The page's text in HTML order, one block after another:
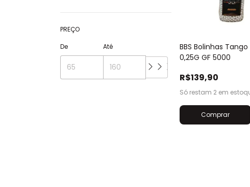
PREÇO
De
Até
BBS Bolinhas
0,25G GF 5000
R$139,90
Só restam 2 em